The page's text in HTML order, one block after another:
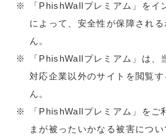
「PhishWallプレミアム」をイ
によって、安全性が保障され
ん。
「PhishWallプレミアム」は、
対応企業以外のサイトを閲覧
ん。
「PhishWallプレミアム」をご
まが被ったいかなる被害につ